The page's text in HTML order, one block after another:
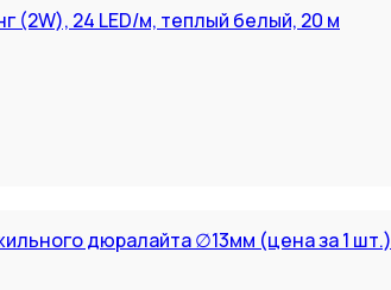
(2W), 24 LED/м, теплый белый, 20 м
дюралайта ∅13мм (цена за 1 шт.)